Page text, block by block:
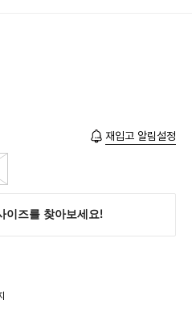
재입고 알림설정